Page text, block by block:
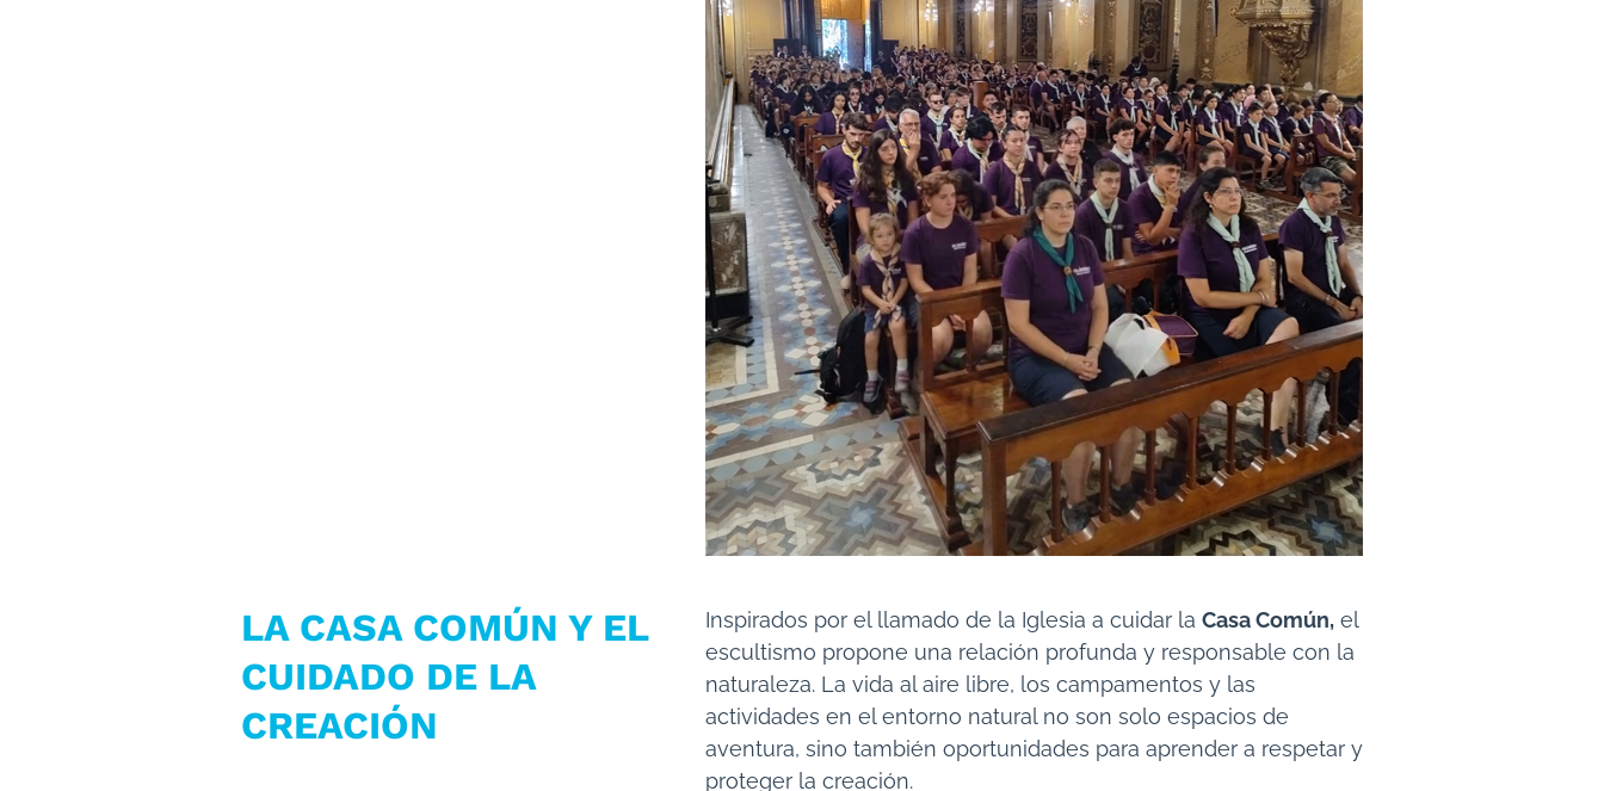
LA CASA COMÚN Y EL
CUIDADO DE LA
CREACIÓN
Inspirados por el llamado de la Iglesia a cuidar la Casa Común,el
escultismo propone una relación profunda y responsable con la
naturaleza. La vida al aire libre, los campamentos y las
actividades en el entorno natural no son solo espacios de
aventura, sino también oportunidades para aprender a respetar y
proteger la creación.